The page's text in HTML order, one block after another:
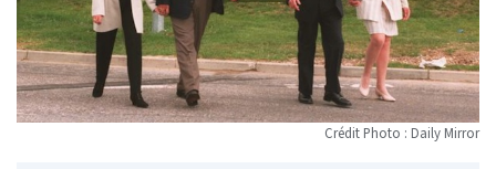
Crédit Photo : Daily Mirror